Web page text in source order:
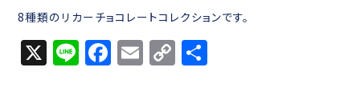
8種類のリカーチョコレートコレクションです。
X Li F E C